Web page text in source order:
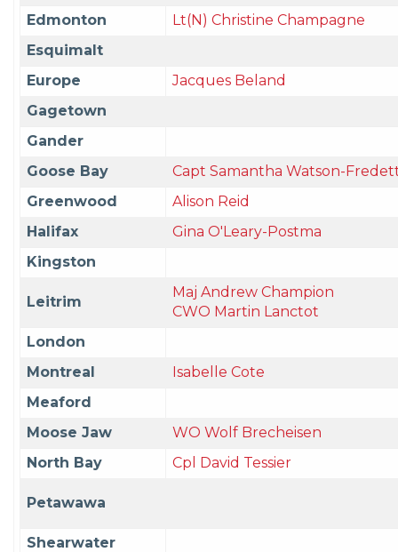
Edmonton
Lt(N) Christine Champagne
Esquimalt
Europe
Jacques Beland
Gagetown
Gander
Goose Bay
Capt Samantha Watson-
Greenwood
Alison Reid
Halifax
Gina O'Leary-Postma
Kingston
Leitrim
Maj Andrew Champion
CWO Martin Lanctot
London
Montreal
Isabelle Cote
Meaford
Moose Jaw
WO Wolf Brecheisen
North Bay
Cpl David Tessier
Petawawa
Shearwater